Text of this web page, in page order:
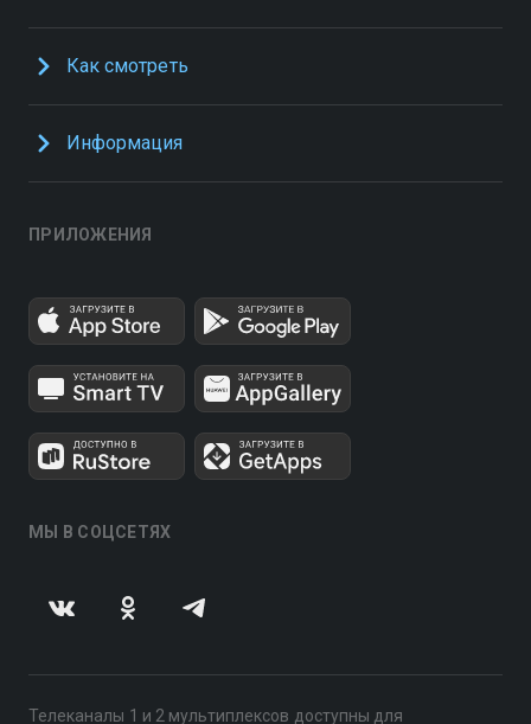
Как смотреть
Информация
ПРИЛОЖЕНИЯ
МЫ В СОЦСЕТЯХ
Телеканалы 1 и 2 мультиплексов доступны для